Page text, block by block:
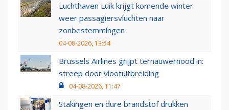
Luchthaven Luik krijgt komende winter
weer passagiersvluchten naar
zonbestemmingen
04-08-2026, 13:54
Brussels Airlines grijpt ternauwernood in:
streep door vlootuitbreiding
04-08-2026, 11:47
Stakingen en dure brandstof drukken